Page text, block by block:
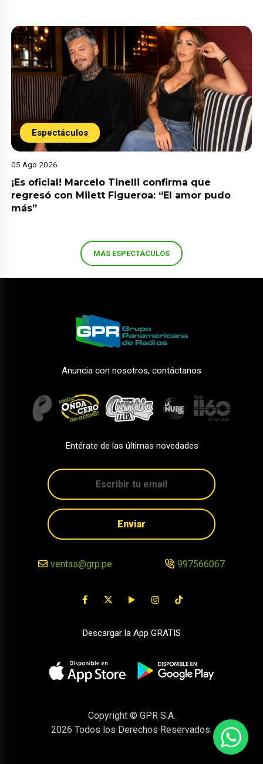
Espectáculos
05 Ago 2026
¡Es oficial! Marcelo Tinelli confirma que
regresó con Milett Figueroa: “El amor pudo
más”
MÁS ESPECTÁCULOS
Anuncia con nosotros, contáctanos
Entérate de las últimas novedades
Enviar
ventas@grp.pe 997566067
Descargar la App GRATIS
Copyright © GPR S.A.
2026 Todos los Derechos Reservados.